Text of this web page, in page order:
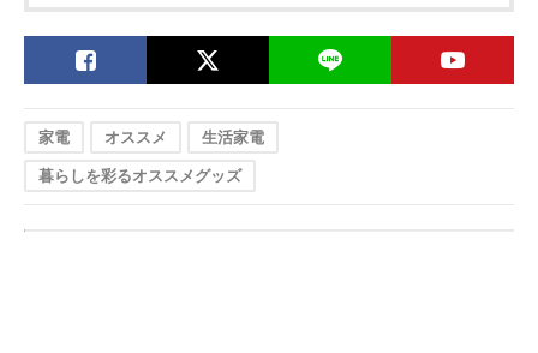
家電 オススメ 生活家電
暮らしを彩るオススメグッズ